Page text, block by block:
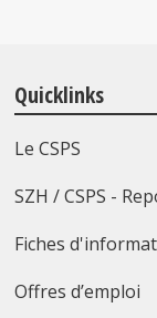
Quicklinks
Le CSPS
SZH / CSPS -
Fiches
Offres d’emploi